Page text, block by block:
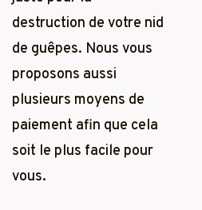
destruction de votre nid
de guêpes. Nous vous
proposons aussi
plusieurs moyens de
paiement afin que cela
soit le plus facile pour
vous.